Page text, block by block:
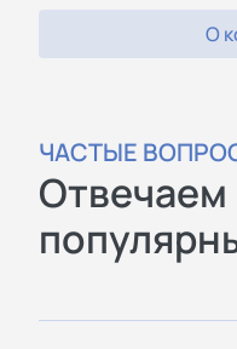
О
ЧАСТЫЕ
Отвечаем